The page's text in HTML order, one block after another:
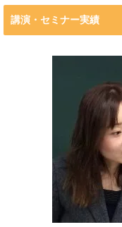
講演・セミナー実績